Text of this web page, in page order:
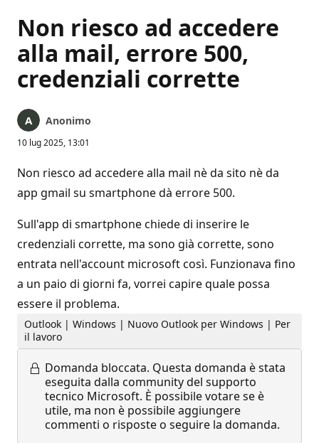
Non riesco ad accedere
alla mail, errore 500,
credenziali corrette
Anonimo
10 lug 2025, 13:01
Non riesco ad accedere alla mail nè da sito nè da
app gmail su smartphone dà errore 500.
Sull'app di smartphone chiede di inserire le
credenziali corrette, ma sono già corrette, sono
entrata nell'account microsoft così. Funzionava fino
a un paio di giorni fa, vorrei capire quale possa
essere il problema.
Outlook | Windows | Nuovo Outlook per Windows | Per
il lavoro
Domanda bloccata. Questa domanda è stata
eseguita dalla community del supporto
tecnico Microsoft. È possibile votare se è
utile, ma non è possibile aggiungere
commenti o risposte o seguire la domanda.